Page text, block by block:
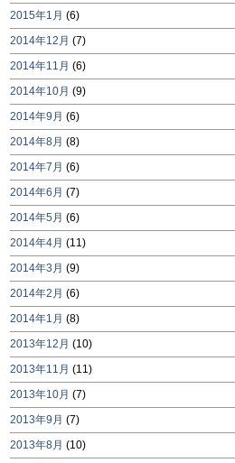
2015年1月 (6)
2014年12月 (7)
2014年11月 (6)
2014年10月 (9)
2014年9月 (6)
2014年8月 (8)
2014年7月 (6)
2014年6月 (7)
2014年5月 (6)
2014年4月 (11)
2014年3月 (9)
2014年2月 (6)
2014年1月 (8)
2013年12月 (10)
2013年11月 (11)
2013年10月 (7)
2013年9月 (7)
2013年8月 (10)